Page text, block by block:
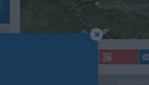
Klášterec nad Ohří